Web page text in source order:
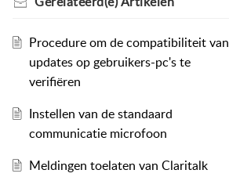
Procedure om de compatibiliteit van
updates op gebruikers-pc's te
verifiëren
Instellen van de standaard
communicatie microfoon
Meldingen toelaten van Claritalk